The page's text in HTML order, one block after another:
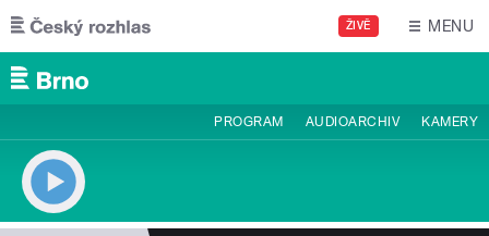
Přejít k hlavnímu obsahu
ŽIVĚ MENU
PROGRAM AUDIOARCHIV KAMERY